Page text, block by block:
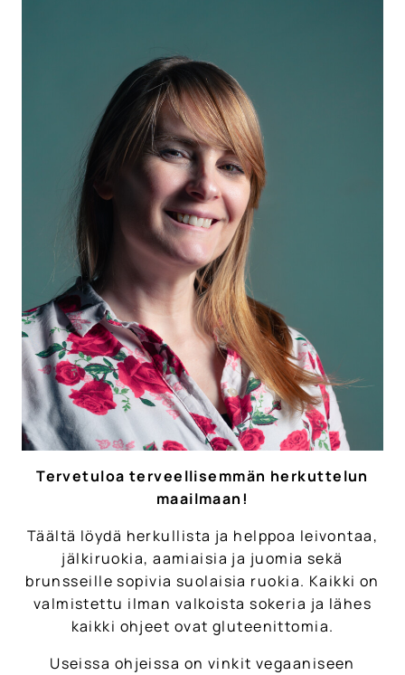
Tervetuloa terveellisemmän herkuttelun
maailmaan!
Täältä löydä herkullista ja helppoa leivontaa,
jälkiruokia, aamiaisia ja juomia sekä
brunsseille sopivia suolaisia ruokia. Kaikki on
valmistettu ilman valkoista sokeria ja lähes
kaikki ohjeet ovat gluteenittomia.
Useissa ohjeissa on vinkit vegaaniseen